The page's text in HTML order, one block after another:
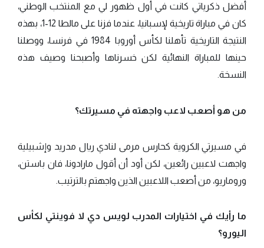
أفضل ذكرياتي كانت في أول ظهور لي مع المنتخب الوطني،
كان في مباراة تاريخية لإسبانيا، عندما فزنا على مالطا 12-1، بهذه
النتيجة التاريخية تأهلنا لكأس أوروبا 1984 في فرنسا، ووصلنا
حينها للمباراة النهائية لكن خسرناها وأصبحنا وصيف هذه
النسخة.
من هو أصعب لاعب واجهته في مسيرتك؟
في مسيرتي الكروية كحارس مرمى لنادي ريال مدريد وإشبيلية
واجهت لاعبين رائعين، لكن أود أن أقول مارادونا، فان باستن،
وروماريو، من أصعب اللاعبين الذين واجهتم بالترتيب.
ما رأيك في اختيارات المدرب لويس دي لا فوينتي لكأس
اليورو؟